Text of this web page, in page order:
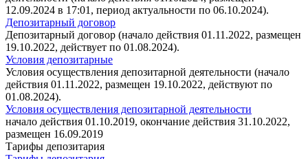
12.09.2024 в 17:01, период актуальности по 06.10.2024).
Депозитарный договор
Депозитарный договор (начало действия 01.11.2022, размещен
19.10.2022, действует по 01.08.2024).
Условия депозитарные
Условия осуществления депозитарной деятельности (начало
действия 01.11.2022, размещен 19.10.2022, действуют по
01.08.2024).
Условия осуществления депозитарной деятельности
начало действия 01.10.2019, окончание действия 31.10.2022,
размещен 16.09.2019
Тарифы депозитария